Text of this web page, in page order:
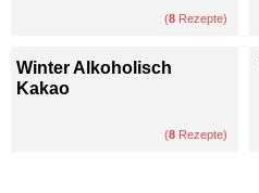
(8 Rezepte)
Winter Alkoholisch
Kakao
(8 Rezepte)